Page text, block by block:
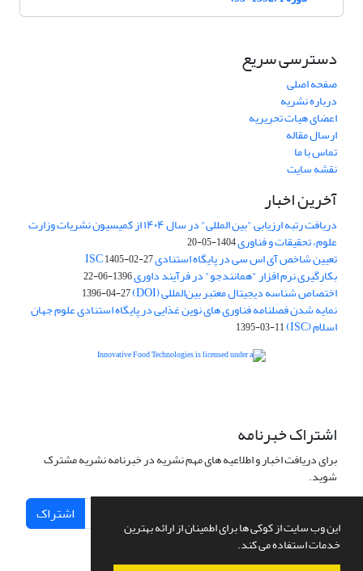
این وب سایت از کوکی ها برای اطمینان از ارائه بهترین
خدمات استفاده می کند.
دسترسی سریع
صفحه اصلی
درباره نشریه
اعضای هیات تحریریه
ارسال مقاله
تماس با ما
نقشه سایت
آخرین اخبار
دریافت رتبه ارزیابی "بین المللی" در سال ۱۴۰۴ از کمیسیون نشریات وزارت
علوم، تحقیقات و فناوری1404-05-20
تعیین شاخص آی اس سی در پایگاه استنادی ISC1405-02-27
بکارگیری نرم افزار "همانندجو" در فرآیند داوری1396-06-22
اختصاص شناسه دیجیتال معتبر بین‌المللی (DOI) 1396-04-27
نمایه شدن فصلنامه فناوری های نوین غذایی در پایگاه استنادی علوم جهان
اسلام (ISC) 1395-03-11
اشتراک خبرنامه
برای دریافت اخبار و اطلاعیه های مهم نشریه در خبرنامه نشریه مشترک
شوید.
اشتراک